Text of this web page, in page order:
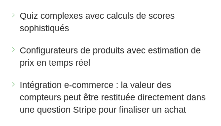
Quiz complexes avec calculs de scores
sophistiqués
Configurateurs de produits avec estimation de
prix en temps réel
Intégration e-commerce : la valeur des
compteurs peut être restituée directement dans
une question Stripe pour finaliser un achat